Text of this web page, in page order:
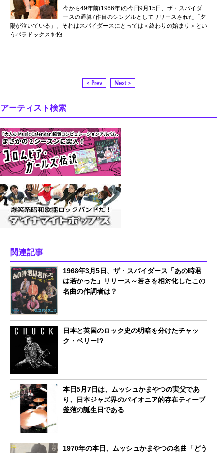
今から49年前(1966年)の今日9月15日、ザ・スパイダ
ースの通算7作目のシングルとしてリリースされた「夕
陽が泣いている」。それはスパイダースにとっては＜終わりの始まり＞とい
うパラドックスを抱...
< Prev Next >
アーティスト検索
関連記事
1968年3月5日、ザ・スパイダース「あの時君
は若かった」リリース～若さを相対化したこの
名曲の作詞者は？
日本と英国のロック史の明暗を分けたチャッ
ク・ベリー!?
本日5月7日は、ムッシュかまやつの実父であ
り、日本ジャズ界のパイオニア的存在ティーブ
釜萢の誕生日である
1970年の本日、ムッシュかまやつの名曲「どう